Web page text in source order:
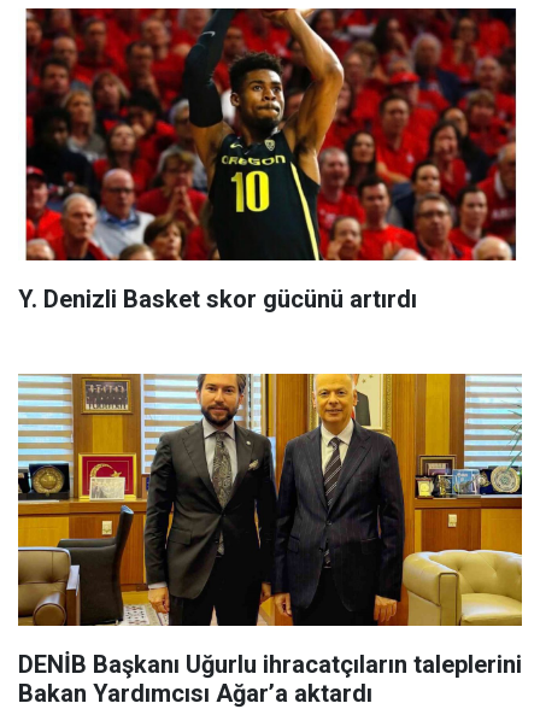
Y. Denizli Basket skor gücünü artırdı
DENİB Başkanı Uğurlu ihracatçıların taleplerini
Bakan Yardımcısı Ağar’a aktardı